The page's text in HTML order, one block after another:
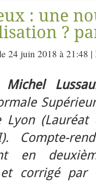
: une
?
24 juin 2018 à 21:48
Michel
Lyon
Compte-
en
corrigé par